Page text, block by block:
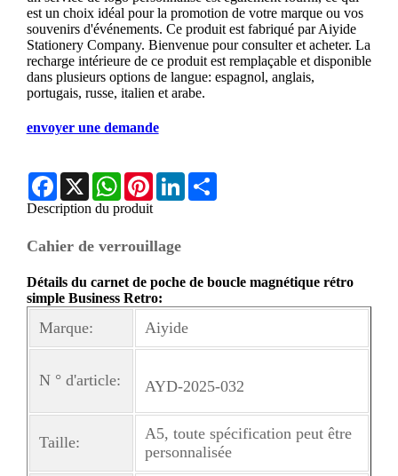
est un choix idéal pour la promotion de votre marque ou vos
souvenirs d'événements. Ce produit est fabriqué par Aiyide
Stationery Company. Bienvenue pour consulter et acheter. La
recharge intérieure de ce produit est remplaçable et disponible
dans plusieurs options de langue: espagnol, anglais,
portugais, russe, italien et arabe.
envoyer une demande
Facebook
X WhatsAppPinterestLinkedInShare
Description du produit
Cahier de verrouillage
Détails du carnet de poche de boucle magnétique rétro
simple Business Retro:
Marque: Aiyide
N ° d'article: AYD-2025-032
Taille:
A5, toute spécification peut être
personnalisée